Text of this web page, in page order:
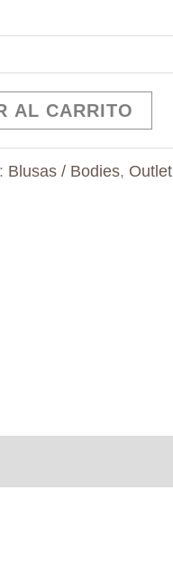
es:
17,91 €.
AL CARRITO
Blusas / Bodies, Outlet